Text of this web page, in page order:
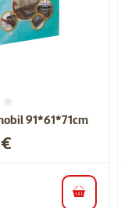
91*61*71cm
do košíka